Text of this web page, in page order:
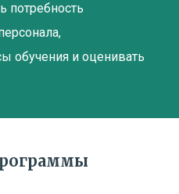
потребность
обучения и оценивать